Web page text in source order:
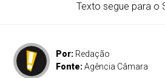
Texto segue para o
Por: Redação
Fonte:Agência Câmara